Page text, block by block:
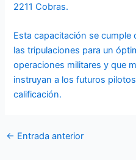
2211 Cobras.
Esta capacitación se cumple
las tripulaciones para un
operaciones militares y que
instruyan a los futuros
calificación.
← Entrada anterior